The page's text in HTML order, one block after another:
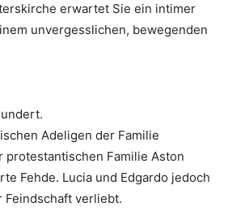
erwartet Sie ein intimer
unvergesslichen, bewegenden
Adeligen der Familie
protestantischen Familie Aston
Fehde. Lucia und Edgardo jedoch
Feindschaft verliebt.